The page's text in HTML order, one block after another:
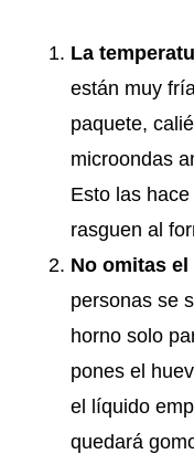
La
están muy
paquete,
microondas
Esto las
rasguen al
No omitas
personas se
horno solo
pones el
el líquido
quedará